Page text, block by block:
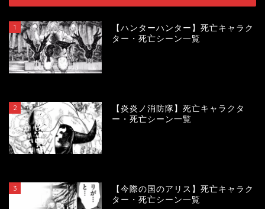
1
【ハンターハンター】死亡キャラク
ター・死亡シーン一覧
2
【炎炎ノ消防隊】死亡キャラクタ
ー・死亡シーン一覧
3
【今際の国のアリス】死亡キャラク
ター・死亡シーン一覧